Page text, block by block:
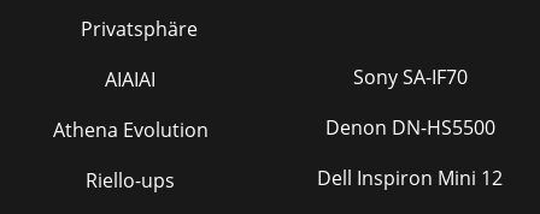
Privatsphäre
AIAIAI
Athena Evolution
Riello-ups
Sony SA-IF70
Denon DN-HS5500
Dell Inspiron Mini 12